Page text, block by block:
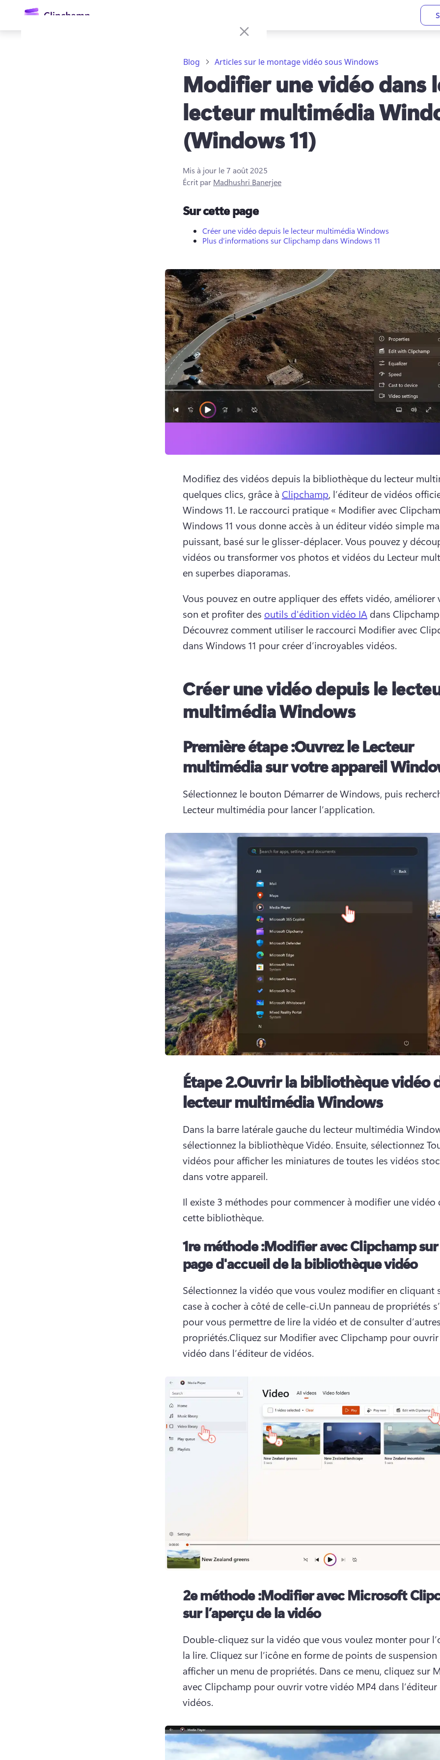
principal
Blog Articles sur le montage vidéo sous Windows
Modifier une vidéo dans
lecteur multimédia
(Windows 11)
Mis à jour le7 août 2025
Écrit par Madhushri Banerjee
Sur cette page
Créer une vidéo depuis le lecteur multimédia Windows
Plus d’informations sur Clipchamp dans Windows 11
Modifiez des vidéos depuis la bibliothèque du lecteur
quelques clics, grâce à Clipchamp, l’éditeur de vidéos
Windows 11. Le raccourci pratique « Modifier avec
Windows 11 vous donne accès à un éditeur vidéo simple
puissant, basé sur le glisser-déplacer. Vous pouvez y
vidéos ou transformer vos photos et vidéos du Lecteur
en superbes diaporamas.
Vous pouvez en outre appliquer des effets vidéo, améliorer
son et profiter des outils d'édition vidéo IA
Découvrez comment utiliser le raccourci Modifier avec
dans Windows 11 pour créer d’incroyables vidéos.
Créer une vidéo depuis le
multimédia Windows
Première étape :Ouvrez le Lecteur
multimédia sur votre appareil
Sélectionnez le bouton Démarrer de Windows, puis
Lecteur multimédia pour lancer l’application.
Étape 2.Ouvrir la bibliothèque vidéo
lecteur multimédia Windows
Dans la barre latérale gauche du lecteur multimédia
sélectionnez la bibliothèque Vidéo. Ensuite, sélectionnez
vidéos pour afficher les miniatures de toutes les vidéos
dans votre appareil.
Il existe 3 méthodes pour commencer à modifier une vidéo
cette bibliothèque.
1re méthode :Modifier avec Clipchamp
page d'accueil de la bibliothèque vidéo
Sélectionnez la vidéo que vous voulez modifier en cliquant
case à cocher à côté de celle-ci.Un panneau de propriétés
pour vous permettre de lire la vidéo et de consulter
propriétés.Cliquez sur Modifier avec Clipchamp pour
vidéo dans l’éditeur de vidéos.
2e méthode :Modifier avec Microsoft
sur l’aperçu de la vidéo
Double-cliquez sur la vidéo que vous voulez monter pour
la lire. Cliquez sur l’icône en forme de points de
afficher un menu de propriétés. Dans ce menu, cliquez sur
avec Clipchamp pour ouvrir votre vidéo MP4 dans l’éditeur
vidéos.